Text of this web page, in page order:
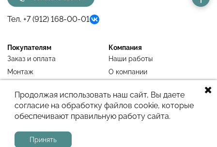
Покупателям
Заказ и оплата
Монтаж
Компания
Наши работы
О компании
Тел. +7 (912) 168-00-01
Сайт работает на системе
Продолжая использовать наш сайт, Вы даете
согласие на обработку файлов cookie, которые
обеспечивают правильную работу сайта.
Принять